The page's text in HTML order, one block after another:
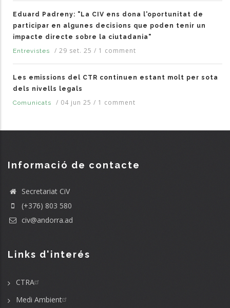
Eduard Padreny: "La CIV ens dona l'oportunitat de
participar en algunes decisions que poden tenir un
impacte directe sobre la ciutadania"
Entrevistes
/ 29 set. 25 / 1 comment
Les emissions del CTR continuen estant molt per sota
dels nivells legals
Comunicats
/ 04 jun 25 / 1 comment
Informació de contacte
Secretariat CiV
(+376) 803 580
civ@andorra.ad
Links d'interés
CTRA
Medi Ambient